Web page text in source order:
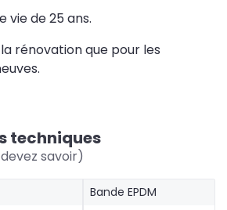
vie de 25 ans.
rénovation que pour les
techniques
savoir)
Bande EPDM